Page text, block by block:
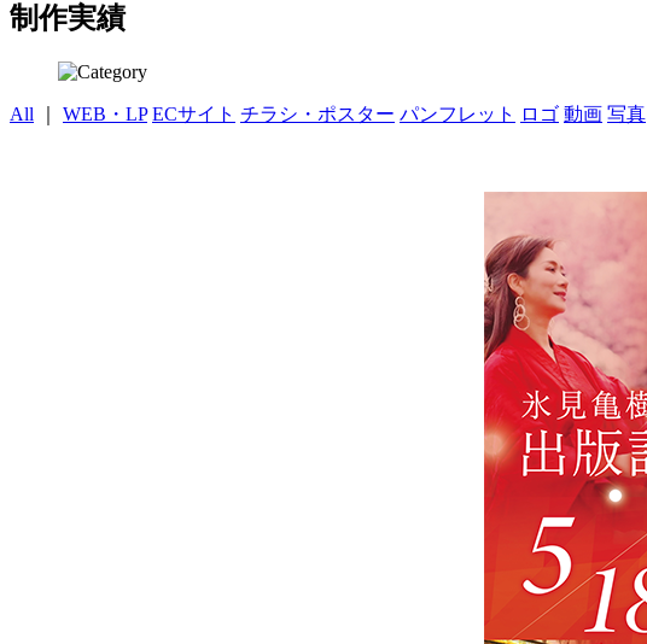
制作実績
All WEB・LP ECサイト チラシ・ポスター パンフレット ロゴ 動画 写真